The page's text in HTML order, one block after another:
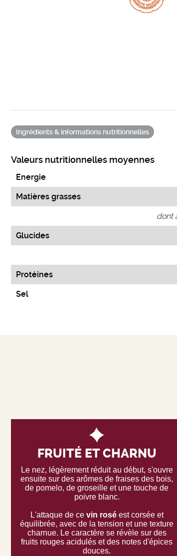
Ingrédients & informations nutritionnelles
Valeurs nutritionnelles moyennes
Energie
Matières grasses
dont
Glucides
Protéines
Sel
FRUITÉ ET CHARNU
Le nez, légèrement réduit au début, s'ouvre
ensuite sur des arômes de fraises des bois,
de pomelo, de groseille et une touche de
poivre blanc.
L'attaque de ce vin roséest corsée et
équilibrée, avec de la tension et une texture
charnue. Le caractère se révèle sur des
fruits rouges acidulés et des notes d'épices
douces.